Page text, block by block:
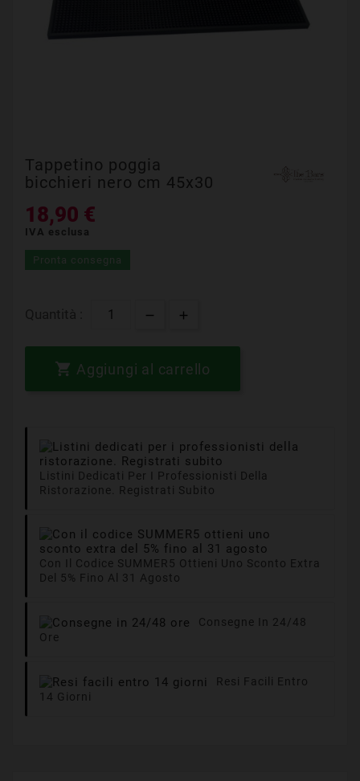
Tappetino poggia
bicchieri nero cm 45x30
18,90 €
IVA esclusa
Pronta consegna
 Aggiungi al carrello
Listini Dedicati Per I Professionisti Della
Ristorazione. Registrati Subito
Con Il Codice SUMMER5 Ottieni Uno Sconto Extra
Del 5% Fino Al 31 Agosto
Consegne In 24/48
Ore
Resi Facili Entro
14 Giorni